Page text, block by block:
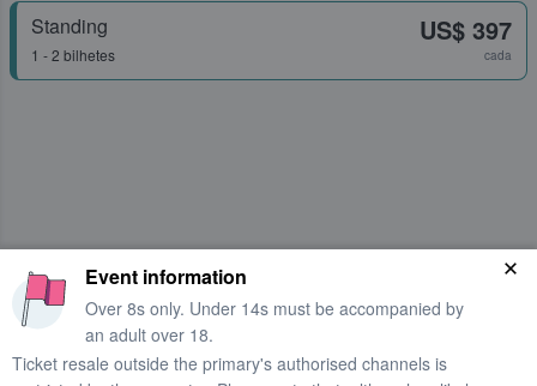
Standing
1 - 2 bilhetes
US$ 397
cada
Event information
Over 8s only. Under 14s must be accompanied by
an adult over 18.
Ticket resale outside the primary's authorised channels is